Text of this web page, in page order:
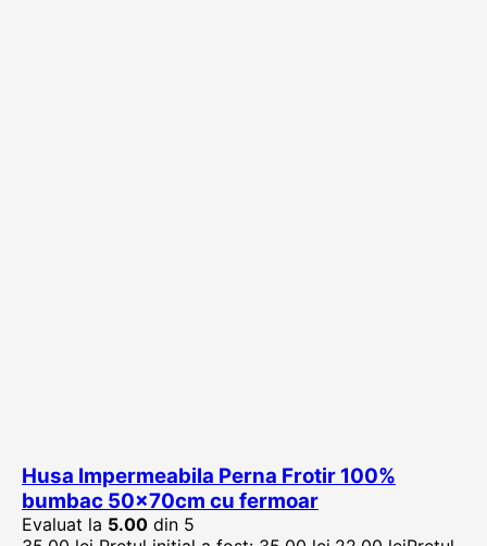
Husa Impermeabila Perna Frotir 100%
bumbac 50x70cm cu fermoar
Evaluat la 5.00 din 5